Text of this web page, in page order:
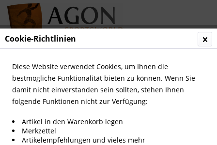
Menü
Übersicht Deutsche Nationalspieler
Cookie-Richtlinien
Diese Website verwendet Cookies, um Ihnen die
bestmögliche Funktionalität bieten zu können. Wenn Sie
damit nicht einverstanden sein sollten, stehen Ihnen
folgende Funktionen nicht zur Verfügung:
Artikel in den Warenkorb legen
Merkzettel
Artikelempfehlungen und vieles mehr